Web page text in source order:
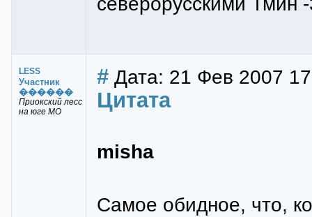
LESS
Участник
������
Приокский лесс
на юге МО
# Дата: 21 Фев 2007
Цитата
misha
Самое обидное, что,